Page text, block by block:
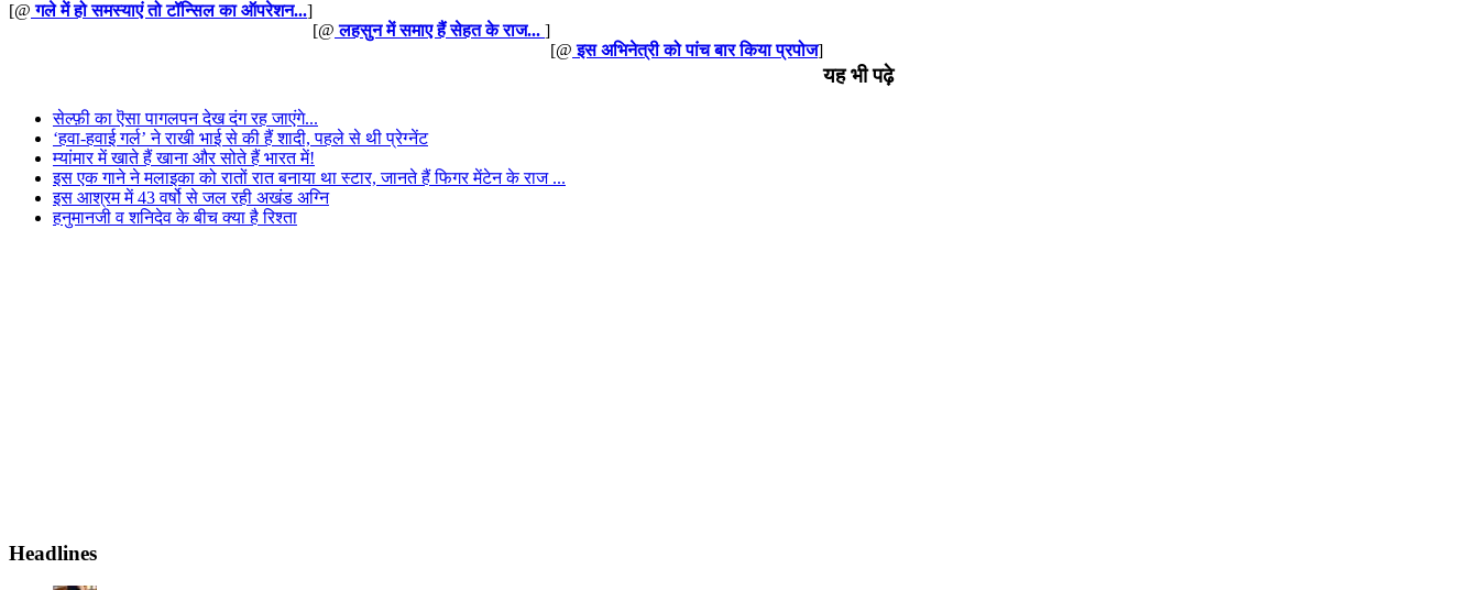
[@ गले में हो समस्याएं तो टॉन्सिल का ऑपरेशन...]
[@ लहसुन में समाए हैं सेहत के राज... ]
[@ इस अभिनेत्री को पांच बार किया प्रपोज]
यह भी पढ़े
सेल्फ़ी का ऎसा पागलपन देख दंग रह जाएंगे...
‘हवा-हवाई गर्ल’ ने राखी भाई से की हैं शादी, पहले से थी प्रेग्नेंट
म्यांमार में खाते हैं खाना और सोते हैं भारत में!
इस एक गाने ने मलाइका को रातों रात बनाया था स्टार, जानते हैं फिगर मेंटेन के राज ...
इस आश्रम में 43 वर्षो से जल रही अखंड अग्नि
हनुमानजी व शनिदेव के बीच क्या है रिश्ता
Headlines